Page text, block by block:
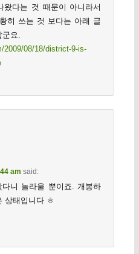
다는 것 때문이 아니라서
히 쓰는 것 보다는 아래 글
군요.
2009/08/18/district-9-is-
am said:
니 놀라울 뿐이죠. 개봉하
상태입니다 ㅎ